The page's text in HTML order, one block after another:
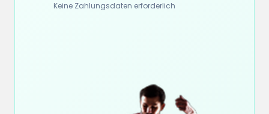
Keine Zahlungsdaten erforderlich